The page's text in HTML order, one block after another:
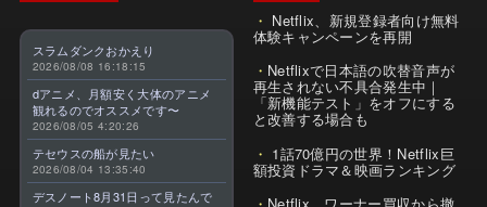
スラムダンクおかえり
2026/08/08 16:18:15
dアニメ、月額安く大体のアニメ
観れるのでオススメです〜
2026/08/05 4:20:26
テセウスの船が見たい
2026/08/04 13:35:40
デスノート8月31日って見たんで
Netflix、新規登録者向け無料
体験キャンペーンを再開
Netflixで日本語の吹替音声が
再生されない不具合発生中｜
「新機能テスト」をオフにする
と改善する場合も
1話70億円の世界！Netflix巨
額投資ドラマ＆映画ランキング